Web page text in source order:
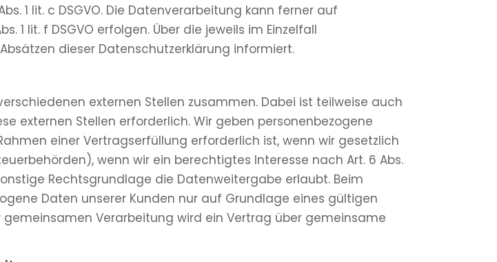
1 lit. c DSGVO. Die Datenverarbeitung kann ferner auf
1 lit. f DSGVO erfolgen. Über die jeweils im Einzelfall
dieser Datenschutzerklärung informiert.
externen Stellen zusammen. Dabei ist teilweise auch
externen Stellen erforderlich. Wir geben personenbezogene
einer Vertragserfüllung erforderlich ist, wenn wir gesetzlich
wenn wir ein berechtigtes Interesse nach Art. 6 Abs.
Rechtsgrundlage die Datenweitergabe erlaubt. Beim
Daten unserer Kunden nur auf Grundlage eines gültigen
Verarbeitung wird ein Vertrag über gemeinsame